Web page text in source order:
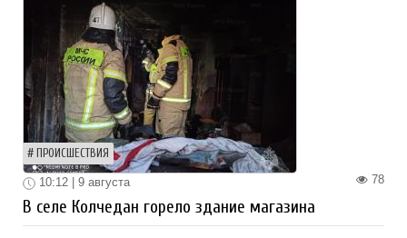
ПРОИСШЕСТВИЯ
78
10:12 | 9 августа
В селе Колчедан горело здание магазина